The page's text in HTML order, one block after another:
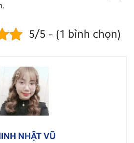
5/5 - (1 bình chọn)
NHẬT VŨ